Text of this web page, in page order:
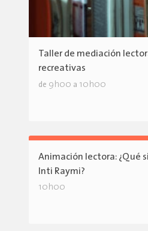
Taller de mediación
recreativas
de 9h00 a 10h00
Animación lectora: ¿Qué
Inti Raymi?
10h00